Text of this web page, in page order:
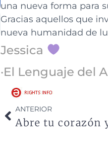
una nueva forma para
Gracias aquellos que
nueva humanidad de
Jessica
·El Lenguaje del
ANTERIOR